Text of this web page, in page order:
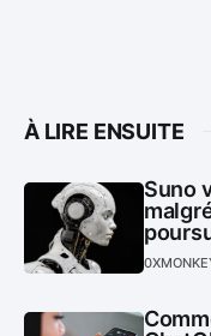
À LIRE ENSUITE
Suno